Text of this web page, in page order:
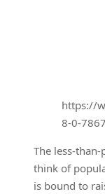
https://
8-0-
The less-
think of
is bound to